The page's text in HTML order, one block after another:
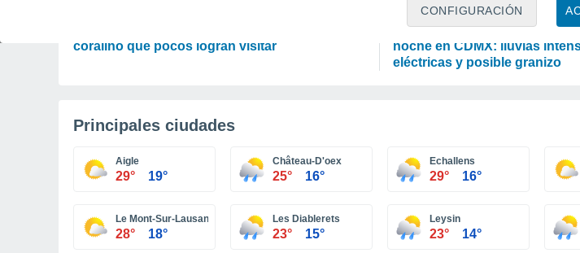
CONFIGURACIÓN
coralino que pocos logran visitar
PREDICCIÓN
Se avecinan tormentas
noche en CDMX: lluvias
eléctricas y posible granizo
Principales ciudades
Aigle
29° 19°
Château-D'oex
25° 16°
Echallens
29° 16°
Le Mont-Sur-Lausanne
28° 18°
Les Diablerets
23° 15°
Leysin
23° 14°